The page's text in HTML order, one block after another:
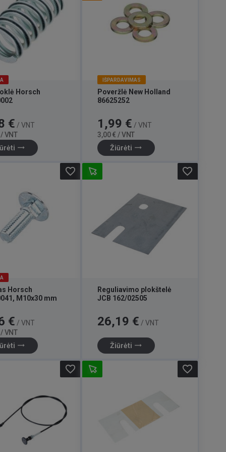
Horsch
€ / VNT
VNT
trending_flat
IŠPARDAVIMAS
Poveržlė New Holland
86625252
Kaina
1,99 € / VNT
3,00 € / VNT
Žiūrėti trending_flat
Horsch
M10x30 mm
€ / VNT
VNT
trending_flat
favorite_border
Reguliavimo plokštelė
JCB 162/02505
Kaina
26,19 € / VNT
Žiūrėti trending_flat
favorite_border
favorite_border favorite_border